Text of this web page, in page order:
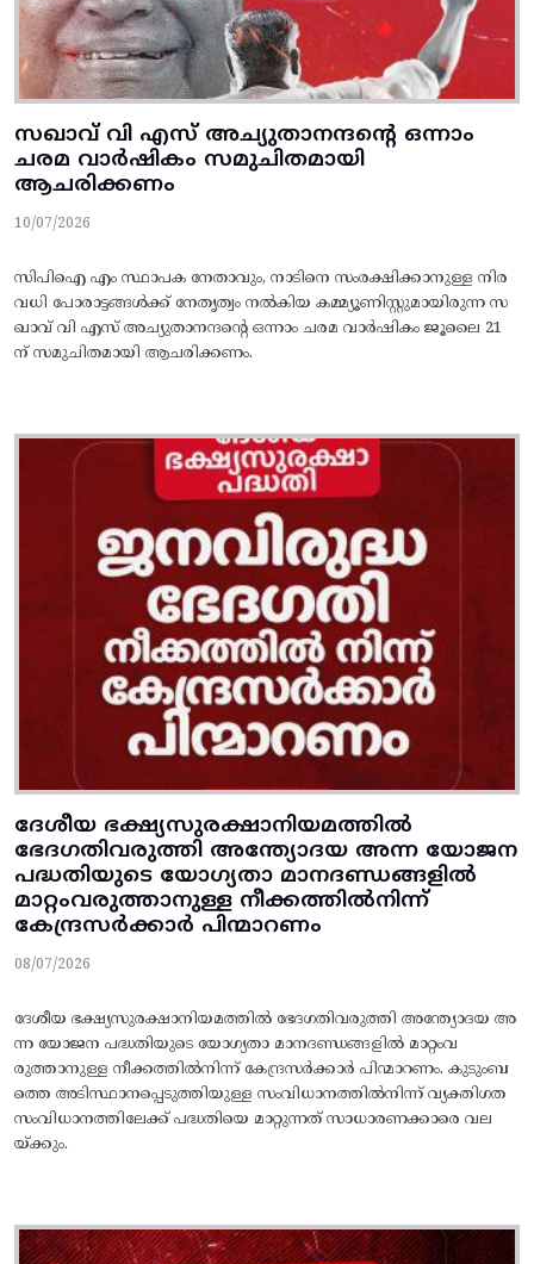
സഖാവ് വി എസ്‌ അച്യുതാനന്ദന്റെ ഒന്നാം
ചരമ വാര്‍ഷികം സമുചിതമായി
ആചരിക്കണം
10/07/2026
സിപിഐ എം സ്ഥാപക നേതാവും, നാടിനെ സംരക്ഷിക്കാനുള്ള നിര
വധി പോരാട്ടങ്ങള്‍ക്ക്‌ നേതൃത്വം നല്‍കിയ കമ്മ്യൂണിസ്റ്റുമായിരുന്ന സ
ഖാവ് വി എസ്‌ അച്യുതാനന്ദന്റെ ഒന്നാം ചരമ വാര്‍ഷികം ജൂലൈ 21
ന് സമുചിതമായി ആചരിക്കണം.
ദേശീയ ഭക്ഷ്യസുരക്ഷാനിയമത്തിൽ
ഭേദഗതിവരുത്തി അന്ത്യോദയ അന്ന യോജന
പദ്ധതിയുടെ യോഗ്യതാ മാനദണ്ഡങ്ങളിൽ
മാറ്റംവരുത്താനുള്ള നീക്കത്തിൽനിന്ന്‌
കേന്ദ്രസർക്കാർ പിന്മാറണം
08/07/2026
ദേശീയ ഭക്ഷ്യസുരക്ഷാനിയമത്തിൽ ഭേദഗതിവരുത്തി അന്ത്യോദയ അ
ന്ന യോജന പദ്ധതിയുടെ യോഗ്യതാ മാനദണ്ഡങ്ങളിൽ മാറ്റംവ
രുത്താനുള്ള നീക്കത്തിൽനിന്ന്‌ കേന്ദ്രസർക്കാർ പിന്മാറണം. കുടുംബ
ത്തെ അടിസ്ഥാനപ്പെടുത്തിയുള്ള സംവിധാനത്തിൽനിന്ന്‌ വ്യക്തിഗത
സംവിധാനത്തിലേക്ക്‌ പദ്ധതിയെ മാറ്റുന്നത്‌ സാധാരണക്കാരെ വല
യ്ക്കും.